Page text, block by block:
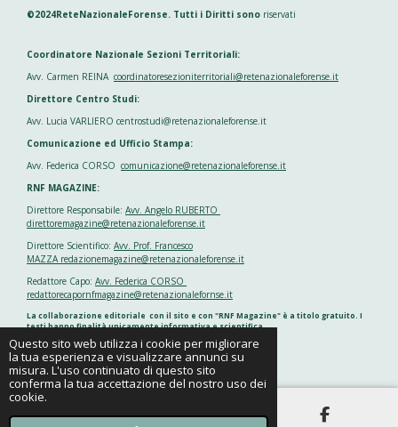
Questo sito web utilizza i cookie per migliorare
la tua esperienza e visualizzare annunci su
misura. L'uso continuato di questo sito
conferma la tua accettazione del nostro uso dei
cookie.
©2024ReteNazionaleForense. Tutti i Diritti sono riservati
Coordinatore Nazionale Sezioni Territoriali:
Avv. Carmen REINA coordinatoresezioniterritoriali@retenazionaleforense.it
Direttore Centro Studi:
Avv. Lucia VARLIERO centrostudi@retenazionaleforense.it
Comunicazione ed Ufficio Stampa:
Avv. Federica CORSO comunicazione@retenazionaleforense.it
RNF MAGAZINE:
Direttore Responsabile: Avv. Angelo RUBERTO
direttoremagazine@retenazionaleforense.it
Direttore Scientifico: Avv. Prof. Francesco
MAZZA redazionemagazine@retenazionaleforense.it
Redattore Capo: Avv. Federica CORSO
redattorecapornfmagazine@retenazionalefornse.it
La collaborazione editoriale con il sito e con "RNF Magazine" è a titolo gratuito. I
testi hanno finalità unicamente informativa e scientifica
Fornito daWebador